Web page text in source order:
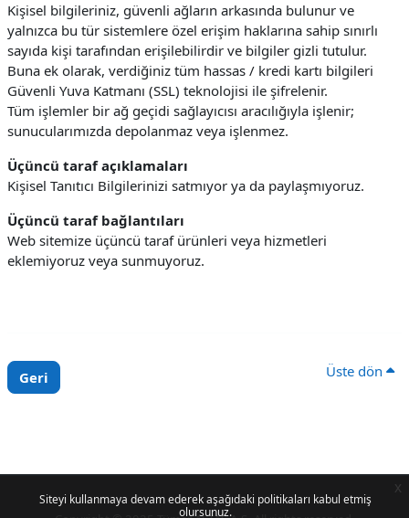
Siteyi kullanmaya devam ederek aşağıdaki politikaları kabul etmiş
olursunuz.
x
Kişisel bilgileriniz, güvenli ağların arkasında bulunur ve
yalnızca bu tür sistemlere özel erişim haklarına sahip sınırlı
sayıda kişi tarafından erişilebilirdir ve bilgiler gizli tutulur.
Buna ek olarak, verdiğiniz tüm hassas / kredi kartı bilgileri
Güvenli Yuva Katmanı (SSL) teknolojisi ile şifrelenir.
Tüm işlemler bir ağ geçidi sağlayıcısı aracılığıyla işlenir;
sunucularımızda depolanmaz veya işlenmez.
Üçüncü taraf açıklamaları
Kişisel Tanıtıcı Bilgilerinizi satmıyor ya da paylaşmıyoruz.
Üçüncü taraf bağlantıları
Web sitemize üçüncü taraf ürünleri veya hizmetleri
eklemiyoruz veya sunmuyoruz.
Geri Üste dön